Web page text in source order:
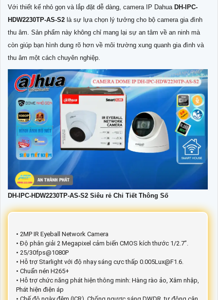
Với thiết kế nhỏ gọn và lắp đặt dễ dàng, camera IP Dahua DH-IPC-
HDW2230TP-AS-S2 là sự lựa chọn lý tưởng cho bộ camera gia đình
thu âm. Sản phẩm này không chỉ mang lại sự an tâm về an ninh mà
còn giúp bạn hình dung rõ hơn về môi trường xung quanh gia đình và
thu âm một cách chuyên nghiệp.
DH-IPC-HDW2230TP-AS-S2 Siêu rẻ Chi Tiết Thông Số
• 2MP IR Eyeball Network Camera
• Độ phân giải 2 Megapixel cảm biến CMOS kích thước 1/2.7”.
• 25/30fps@1080P
• Hỗ trợ Starlight với độ nhạy sáng cực thấp 0.005Lux@F1.6.
• Chuẩn nén H265+
• Hỗ trợ chức năng phát hiện thông minh: Hàng rào ảo, Xâm nhập,
Phát hiện điện áp